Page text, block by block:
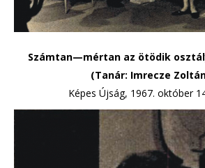
Számtan—mértan az ötödik
(Tanár: Imrecze
Képes Újság, 1967. október